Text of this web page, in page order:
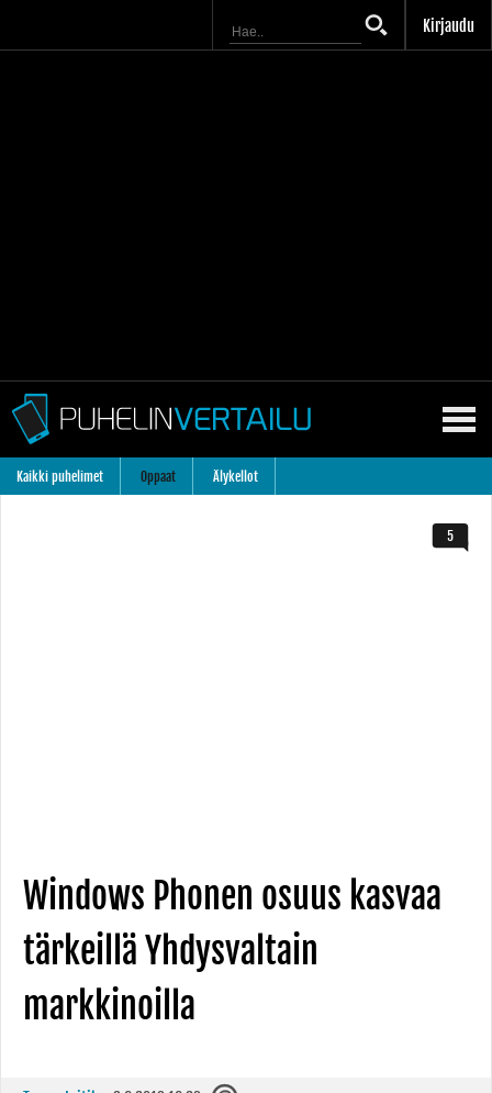
Kirjaudu
Kaikki puhelimet Oppaat Älykellot
Windows Phonen osuus kasvaa
tärkeillä Yhdysvaltain
markkinoilla
5